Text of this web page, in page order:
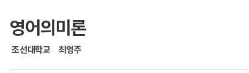
영어의미론
조선대학교 최영주